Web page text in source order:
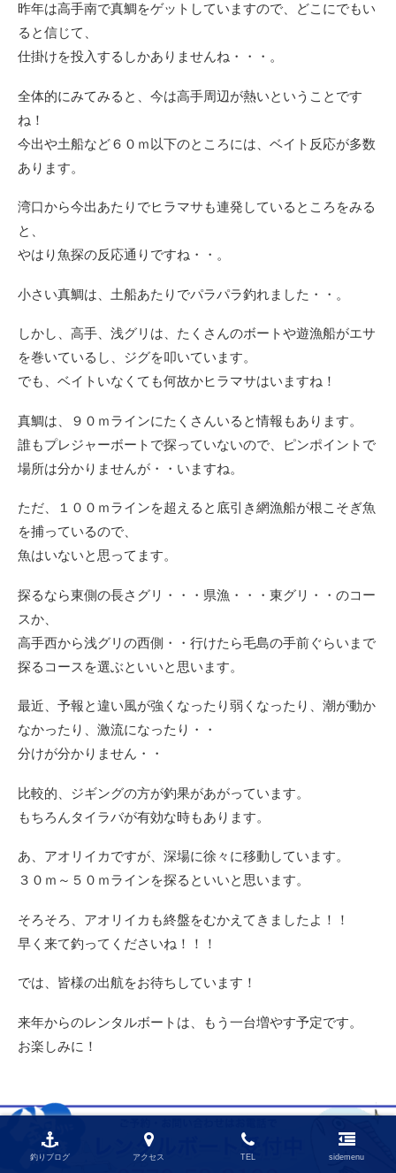
昨年は高手南で真鯛をゲットしていますので、どこにでもい
ると信じて、
仕掛けを投入するしかありませんね・・・。
全体的にみてみると、今は高手周辺が熱いということです
ね！
今出や土船など６０ｍ以下のところには、ベイト反応が多数
あります。
湾口から今出あたりでヒラマサも連発しているところをみる
と、
やはり魚探の反応通りですね・・。
小さい真鯛は、土船あたりでパラパラ釣れました・・。
しかし、高手、浅グリは、たくさんのボートや遊漁船がエサ
を巻いているし、ジグを叩いています。
でも、ベイトいなくても何故かヒラマサはいますね！
真鯛は、９０ｍラインにたくさんいると情報もあります。
誰もプレジャーボートで探っていないので、ピンポイントで
場所は分かりませんが・・いますね。
ただ、１００ｍラインを超えると底引き網漁船が根こそぎ魚
を捕っているので、
魚はいないと思ってます。
探るなら東側の長さグリ・・・県漁・・・東グリ・・のコー
スか、
高手西から浅グリの西側・・行けたら毛島の手前ぐらいまで
探るコースを選ぶといいと思います。
最近、予報と違い風が強くなったり弱くなったり、潮が動か
なかったり、激流になったり・・
分けが分かりません・・
比較的、ジギングの方が釣果があがっています。
もちろんタイラバが有効な時もあります。
あ、アオリイカですが、深場に徐々に移動しています。
３０ｍ～５０ｍラインを探るといいと思います。
そろそろ、アオリイカも終盤をむかえてきましたよ！！
早く来て釣ってくださいね！！！
では、皆様の出航をお待ちしています！
来年からのレンタルボートは、もう一台増やす予定です。
お楽しみに！
釣りブログ アクセス TEL sidemenu